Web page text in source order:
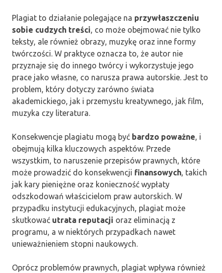
Plagiat to działanie polegające na przywłaszczeniu
sobie cudzych treści , co może obejmować nie tylko
teksty, ale również obrazy, muzykę oraz inne formy
twórczości. W praktyce oznacza to, że autor nie
przyznaje się do innego twórcy i wykorzystuje jego
prace jako własne, co narusza prawa autorskie. Jest to
problem, który dotyczy zarówno świata
akademickiego, jak i przemysłu kreatywnego, jak film,
muzyka czy literatura.
Konsekwencje plagiatu mogą być bardzo poważne , i
obejmują kilka kluczowych aspektów. Przede
wszystkim, to naruszenie przepisów prawnych, które
może prowadzić do konsekwencji finansowych , takich
jak kary pieniężne oraz konieczność wypłaty
odszkodowań właścicielom praw autorskich. W
przypadku instytucji edukacyjnych, plagiat może
skutkować utrata reputacji oraz eliminacją z
programu, a w niektórych przypadkach nawet
unieważnieniem stopni naukowych.
Oprócz problemów prawnych, plagiat wpływa również